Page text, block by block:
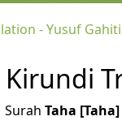
- Yusuf Gahiti
Kirundi
Surah Taha [Taha]